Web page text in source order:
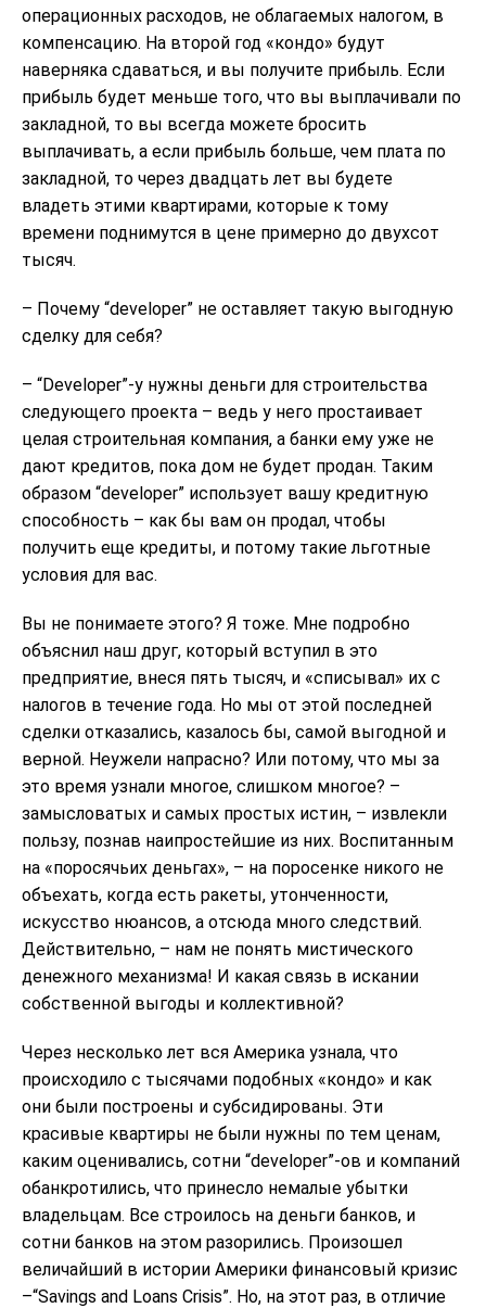
операционных расходов, не облагаемых налогом, в
компенсацию. На второй год «кондо» будут
наверняка сдаваться, и вы получите прибыль. Если
прибыль будет меньше того, что вы выплачивали по
закладной, то вы всегда можете бросить
выплачивать, а если прибыль больше, чем плата по
закладной, то через двадцать лет вы будете
владеть этими квартирами, которые к тому
времени поднимутся в цене примерно до двухсот
тысяч.
– Почему “developer” не оставляет такую выгодную
сделку для себя?
– “Developer”-у нужны деньги для строительства
следующего проекта – ведь у него простаивает
целая строительная компания, а банки ему уже не
дают кредитов, пока дом не будет продан. Таким
образом “developer” использует вашу кредитную
способность – как бы вам он продал, чтобы
получить еще кредиты, и потому такие льготные
условия для вас.
Вы не понимаете этого? Я тоже. Мне подробно
объяснил наш друг, который вступил в это
предприятие, внеся пять тысяч, и «списывал» их с
налогов в течение года. Но мы от этой последней
сделки отказались, казалось бы, самой выгодной и
верной. Неужели напрасно? Или потому, что мы за
это время узнали многое, слишком многое? –
замысловатых и самых простых истин, – извлекли
пользу, познав наипростейшие из них. Воспитанным
на «поросячьих деньгах», – на поросенке никого не
объехать, когда есть ракеты, утонченности,
искусство нюансов, а отсюда много следствий.
Действительно, – нам не понять мистического
денежного механизма! И какая связь в искании
собственной выгоды и коллективной?
Через несколько лет вся Америка узнала, что
происходило с тысячами подобных «кондо» и как
они были построены и субсидированы. Эти
красивые квартиры не были нужны по тем ценам,
каким оценивались, сотни “developer”-ов и компаний
обанкротились, что принесло немалые убытки
владельцам. Все строилось на деньги банков, и
сотни банков на этом разорились. Произошел
величайший в истории Америки финансовый кризис
–“Savings and Loans Crisis”. Но, на этот раз, в отличие